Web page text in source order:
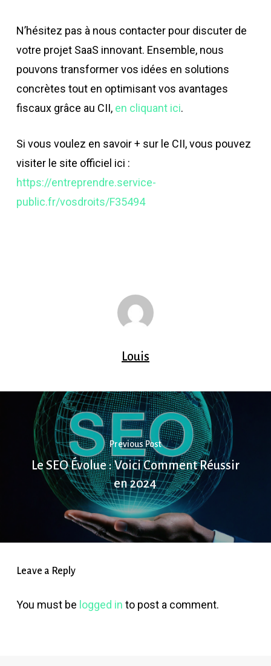
N’hésitez pas à nous contacter pour discuter de
votre projet SaaS innovant. Ensemble, nous
pouvons transformer vos idées en solutions
concrètes tout en optimisant vos avantages
fiscaux grâce au CII, en cliquant ici.
Si vous voulez en savoir + sur le CII, vous pouvez
visiter le site officiel ici :
https://entreprendre.service-
public.fr/vosdroits/F35494
Louis
Previous Post
Le SEO Évolue : Voici Comment Réussir
en 2024
Leave a Reply
You must be logged in to post a comment.